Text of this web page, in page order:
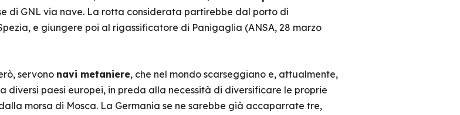
di GNL via nave. La rotta considerata partirebbe dal porto di
e giungere poi al rigassificatore di Panigaglia (ANSA, 28 marzo
servono navi metaniere, che nel mondo scarseggiano e, attualmente,
diversi paesi europei, in preda alla necessità di diversificare le proprie
morsa di Mosca. La Germania se ne sarebbe già accaparrate tre,